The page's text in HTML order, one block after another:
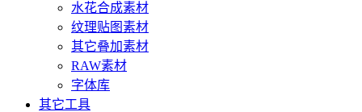
水花合成素材
纹理贴图素材
其它叠加素材
RAW素材
字体库
其它工具